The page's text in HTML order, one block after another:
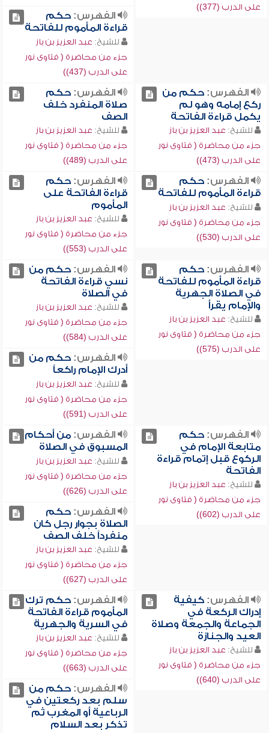
على الدرب (377))
الفهرس:حكم
قراءة المأموم للفاتحة
للشيخ: عبد العزيز بن باز
جزء من محاضرة ( فتاوى نور
على الدرب (437))
الفهرس:حكم من
ركع إمامه وهو لم
يكمل قراءة الفاتحة
للشيخ: عبد العزيز بن باز
جزء من محاضرة ( فتاوى نور
على الدرب (473))
الفهرس:حكم
صلاة المنفرد خلف
الصف
للشيخ: عبد العزيز بن باز
جزء من محاضرة ( فتاوى نور
على الدرب (489))
الفهرس:حكم
قراءة المأموم للفاتحة
للشيخ: عبد العزيز بن باز
جزء من محاضرة ( فتاوى نور
على الدرب (530))
الفهرس:حكم
قراءة الفاتحة على
المأموم
للشيخ: عبد العزيز بن باز
جزء من محاضرة ( فتاوى نور
على الدرب (553))
الفهرس:حكم
قراءة المأموم للفاتحة
في الصلاة الجهرية
والإمام يقرأ
للشيخ: عبد العزيز بن باز
جزء من محاضرة ( فتاوى نور
على الدرب (575))
الفهرس:حكم من
نسي قراءة الفاتحة
في الصلاة
للشيخ: عبد العزيز بن باز
جزء من محاضرة ( فتاوى نور
على الدرب (584))
الفهرس:حكم من
أدرك الإمام راكعاً
للشيخ: عبد العزيز بن باز
جزء من محاضرة ( فتاوى نور
على الدرب (591))
الفهرس:حكم
متابعة الإمام في
الركوع قبل إتمام قراءة
الفاتحة
للشيخ: عبد العزيز بن باز
جزء من محاضرة ( فتاوى نور
على الدرب (602))
الفهرس:من أحكام
المسبوق في الصلاة
للشيخ: عبد العزيز بن باز
جزء من محاضرة ( فتاوى نور
على الدرب (626))
الفهرس:حكم
الصلاة بجوار رجل كان
منفرداً خلف الصف
للشيخ: عبد العزيز بن باز
جزء من محاضرة ( فتاوى نور
على الدرب (627))
الفهرس:كيفية
إدراك الركعة في
الجماعة والجمعة وصلاة
العيد والجنازة
للشيخ: عبد العزيز بن باز
جزء من محاضرة ( فتاوى نور
على الدرب (640))
الفهرس:حكم ترك
المأموم قراءة الفاتحة
في السرية والجهرية
للشيخ: عبد العزيز بن باز
جزء من محاضرة ( فتاوى نور
على الدرب (663))
الفهرس:حكم من
سلم بعد ركعتين في
الرباعية أو المغرب ثم
تذكر بعد السلام